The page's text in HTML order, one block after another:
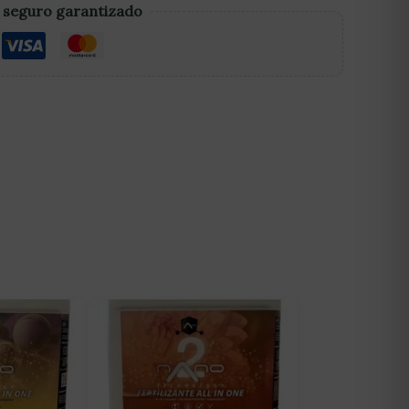
seguro garantizado